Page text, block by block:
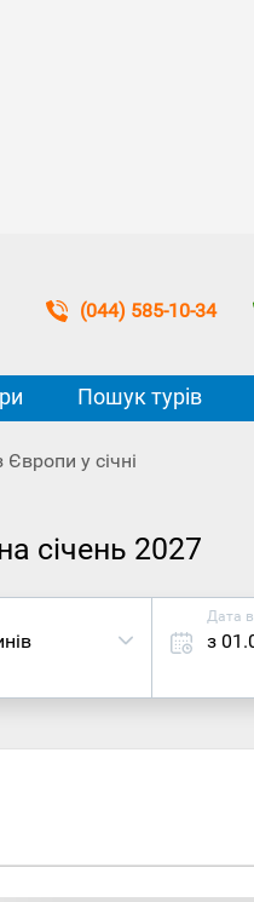
(044) 585-10-34
Пошук турів
Європи у січні
січень 2027
Дата
з